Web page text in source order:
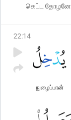
கெட்ட
22:14
நுழைப்பான்